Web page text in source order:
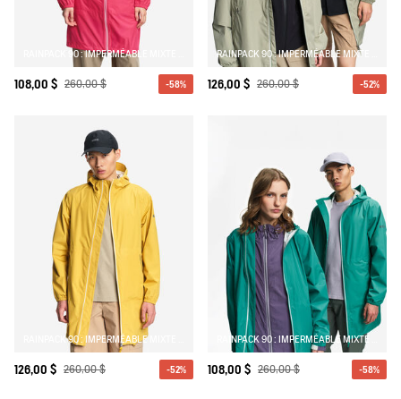
108,00 $ 260,00 $ -58% 126,00 $ 260,00 $ -52%
126,00 $ 260,00 $ -52% 108,00 $ 260,00 $ -58%